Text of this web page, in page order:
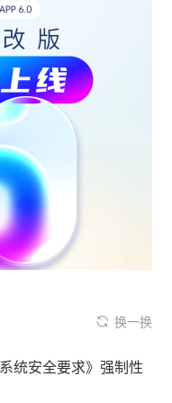
换一换
统安全要求》强制性